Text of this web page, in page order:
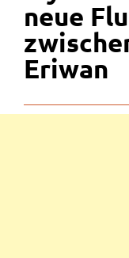
neue
Eriwan